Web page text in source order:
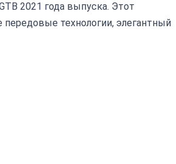
2021 года выпуска. Этот
технологии, элегантный